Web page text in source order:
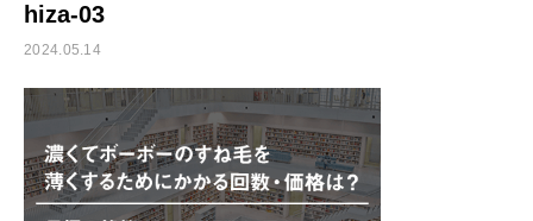
hiza-03
2024.05.14